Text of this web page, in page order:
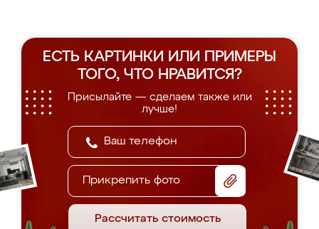
ЕСТЬ КАРТИНКИ ИЛИ ПРИМЕРЫ
ТОГО, ЧТО НРАВИТСЯ?
Присылайте — сделаем также или
лучше!
Прикрепить фото
Рассчитать стоимость